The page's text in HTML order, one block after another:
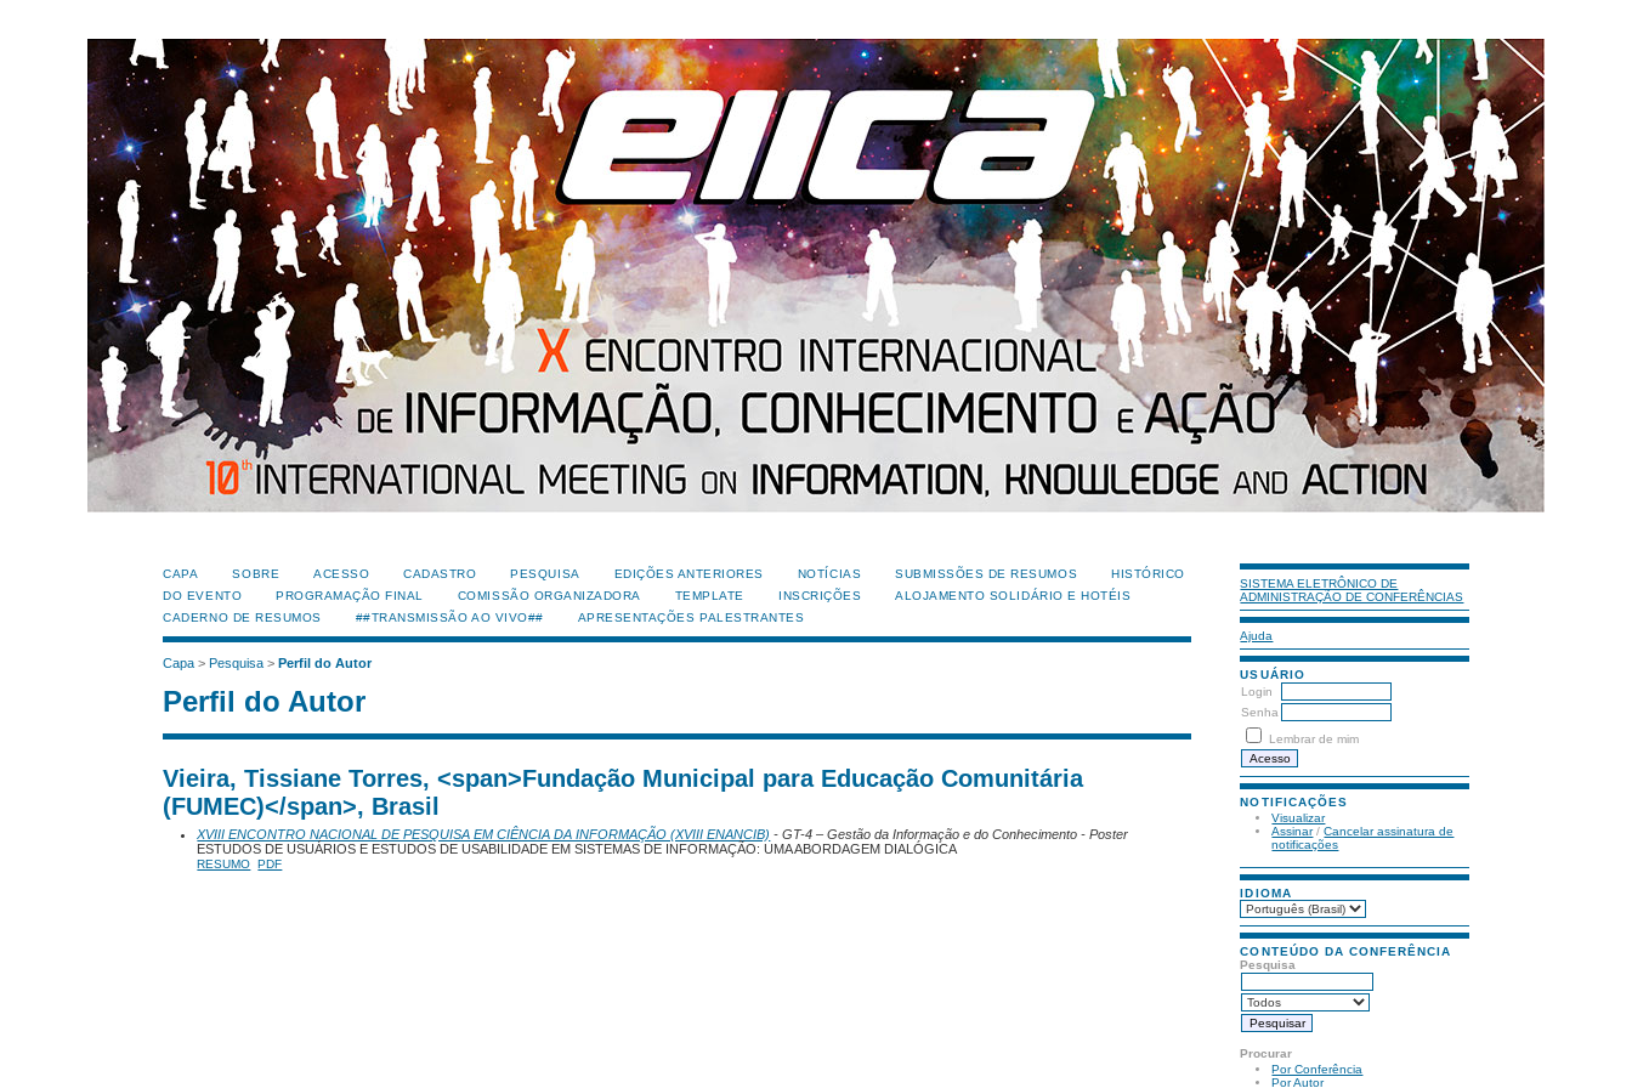
SISTEMA ELETRÔNICO DE
ADMINISTRAÇÃO DE CONFERÊNCIAS
Ajuda
USUÁRIO
Login
Senha
Lembrar de mim
NOTIFICAÇÕES
Visualizar
Assinar/Cancelar assinatura de
notificações
IDIOMA
CONTEÚDO DA CONFERÊNCIA
Pesquisa
Procurar
Por Conferência
Por Autor
CAPA SOBRE ACESSO CADASTRO PESQUISA EDIÇÕES ANTERIORES NOTÍCIAS SUBMISSÕES DE RESUMOS
HISTÓRICO
DO EVENTO
PROGRAMAÇÃO FINAL COMISSÃO ORGANIZADORA TEMPLATE INSCRIÇÕES
ALOJAMENTO SOLIDÁRIO E HOTÉIS
CADERNO DE RESUMOS
##TRANSMISSÃO AO VIVO## APRESENTAÇÕES PALESTRANTES
Capa >Pesquisa >Perfil do Autor
Perfil do Autor
Vieira, Tissiane Torres, <span>Fundação Municipal para Educação Comunitária
(FUMEC)</span>, Brasil
XVIII ENCONTRO NACIONAL DE PESQUISA EM CIÊNCIA DA INFORMAÇÃO (XVIII ENANCIB) - GT-4 – Gestão da Informação e do Conhecimento - Poster
ESTUDOS DE USUÁRIOS E ESTUDOS DE USABILIDADE EM SISTEMAS DE INFORMAÇÃO: UMA ABORDAGEM DIALÓGICA
RESUMO PDF